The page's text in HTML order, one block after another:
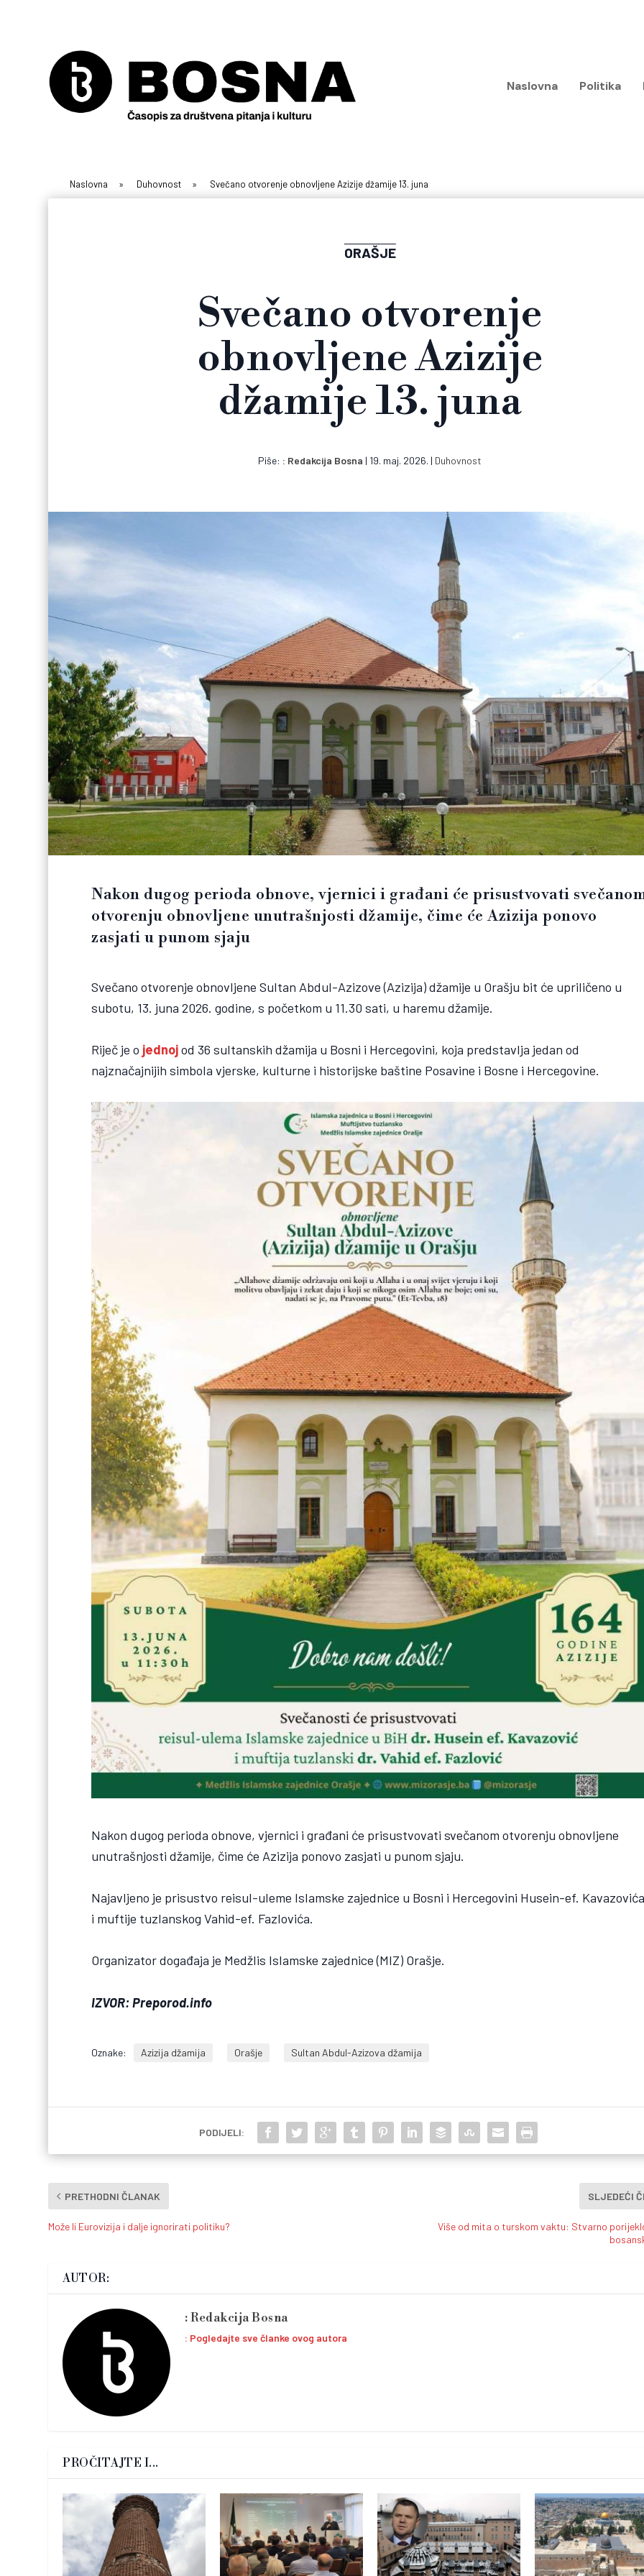
Naslovna Politika
Naslovna » Duhovnost » Svečano otvorenje obnovljene Azizije džamije 13. juna
ORAŠJE
Svečano otvorenje
obnovljene Azizije
džamije 13. juna
Piše: Redakcija Bosna | 19. maj. 2026. | Duhovnost
Nakon dugog perioda obnove, vjernici i građani će prisustvovati
otvorenju obnovljene unutrašnjosti džamije, čime će Azizija ponovo
zasjati u punom sjaju
Svečano otvorenje obnovljene Sultan Abdul-Azizove (Azizija) džamije u Orašju bit će upriličeno u
subotu, 13. juna 2026. godine, s početkom u 11.30 sati, u haremu džamije.
Riječ je o jednojod 36 sultanskih džamija u Bosni i Hercegovini, koja predstavlja jedan od
najznačajnijih simbola vjerske, kulturne i historijske baštine Posavine i Bosne i Hercegovine.
Nakon dugog perioda obnove, vjernici i građani će prisustvovati svečanom otvorenju obnovljene
unutrašnjosti džamije, čime će Azizija ponovo zasjati u punom sjaju.
Najavljeno je prisustvo reisul-uleme Islamske zajednice u Bosni i Hercegovini Husein-ef.
i muftije tuzlanskog Vahid-ef. Fazlovića.
Organizator događaja je Medžlis Islamske zajednice (MIZ) Orašje.
IZVOR: Preporod.info
Oznake: Azizija džamija Orašje Sultan Abdul-Azizova džamija
PODIJELI:
PRETHODNI ČLANAK
Može li Eurovizija i dalje ignorirati politiku?
SLJEDEĆI
Više od mita o turskom vaktu: Stvarno
AUTOR:
Redakcija Bosna
Pogledajte sve članke ovog autora
PROČITAJTE I...